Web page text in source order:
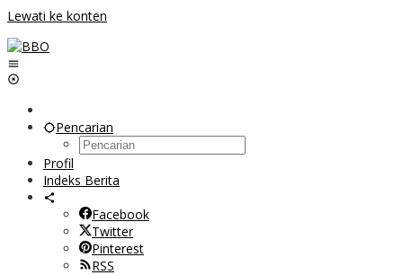
Lewati ke konten
Pencarian
Profil
Indeks Berita
Facebook
Twitter
Pinterest
RSS